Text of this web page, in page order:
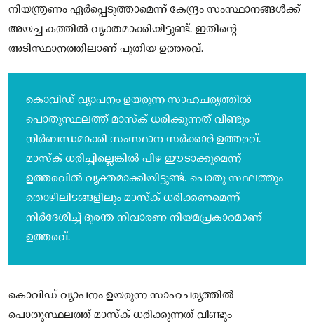
നിയന്ത്രണം ഏര്‍പ്പെടുത്താമെന്ന് കേന്ദ്രം സംസ്ഥാനങ്ങള്‍ക്ക്
അയച്ച കത്തില്‍ വ്യക്തമാക്കിയിട്ടുണ്ട്. ഇതിന്റെ
അടിസ്ഥാനത്തിലാണ് പുതിയ ഉത്തരവ്.
കൊവിഡ് വ്യാപനം ഉയരുന്ന സാഹചര്യത്തില്‍
പൊതുസ്ഥലത്ത് മാസ്‌ക് ധരിക്കുന്നത് വീണ്ടും
നിര്‍ബന്ധമാക്കി സംസ്ഥാന സര്‍ക്കാര്‍ ഉത്തരവ്.
മാസ്‌ക് ധരിച്ചില്ലെങ്കില്‍ പിഴ ഈടാക്കുമെന്ന്
ഉത്തരവില്‍ വ്യക്തമാക്കിയിട്ടുണ്ട്. പൊതു സ്ഥലത്തും
തൊഴിലിടങ്ങളിലും മാസ്‌ക് ധരിക്കണമെന്ന്
നിര്‍ദേശിച്ച് ദുരന്ത നിവാരണ നിയമപ്രകാരമാണ്
ഉത്തരവ്.
കൊവിഡ് വ്യാപനം ഉയരുന്ന സാഹചര്യത്തില്‍
പൊതുസ്ഥലത്ത് മാസ്‌ക് ധരിക്കുന്നത് വീണ്ടും